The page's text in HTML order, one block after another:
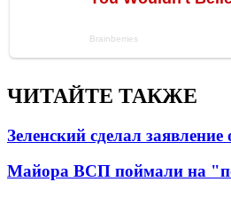
ЧИТАЙТЕ ТАКЖЕ
Зеленский сделал
Майора ВСП поймали на